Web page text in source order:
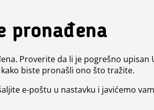
pronađena
Proverite da li je pogrešno upisan
biste pronašli ono što tražite.
e-poštu u nastavku i javićemo